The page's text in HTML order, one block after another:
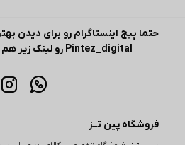
حتما پیج اینستاگرام رو برای دیدن
Pintez_digital رو لینک زیر هم میتونید کلیک کنید
فروشگاه پین تــز